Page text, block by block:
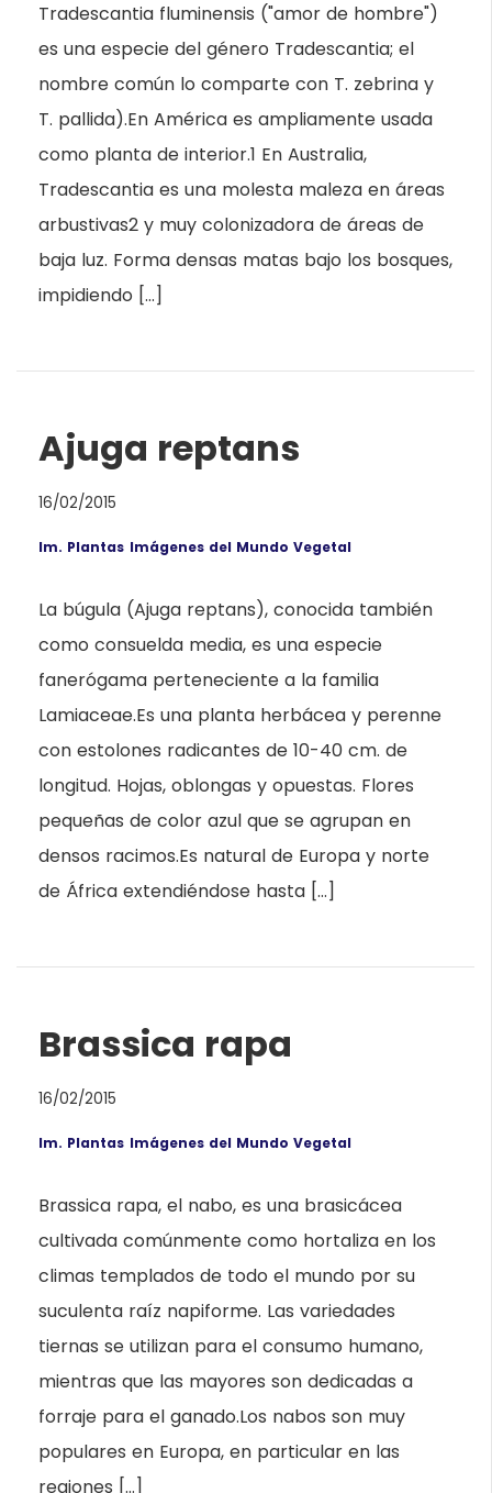
Tradescantia fluminensis ("amor de hombre")
es una especie del género Tradescantia; el
nombre común lo comparte con T. zebrina y
T. pallida).En América es ampliamente usada
como planta de interior.1 En Australia,
Tradescantia es una molesta maleza en áreas
arbustivas2 y muy colonizadora de áreas de
baja luz. Forma densas matas bajo los bosques,
impidiendo […]
Ajuga reptans
16/02/2015
Im. Plantas Imágenes del Mundo Vegetal
La búgula (Ajuga reptans), conocida también
como consuelda media, es una especie
fanerógama perteneciente a la familia
Lamiaceae.Es una planta herbácea y perenne
con estolones radicantes de 10-40 cm. de
longitud. Hojas, oblongas y opuestas. Flores
pequeñas de color azul que se agrupan en
densos racimos.Es natural de Europa y norte
de África extendiéndose hasta […]
Brassica rapa
16/02/2015
Im. Plantas Imágenes del Mundo Vegetal
Brassica rapa, el nabo, es una brasicácea
cultivada comúnmente como hortaliza en los
climas templados de todo el mundo por su
suculenta raíz napiforme. Las variedades
tiernas se utilizan para el consumo humano,
mientras que las mayores son dedicadas a
forraje para el ganado.Los nabos son muy
populares en Europa, en particular en las
regiones […]